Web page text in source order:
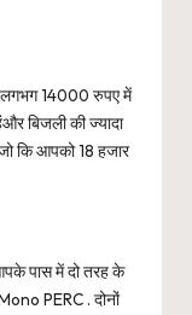
14000 रुपए में
बिजली की ज्यादा
कि आपको 18 हजार
पास में दो तरह के
PERC . दोनों